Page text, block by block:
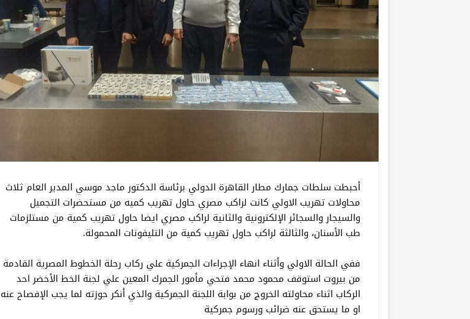
أحبطت سلطات جمارك مطار القاهرة الدولي برئاسة الدكتور ماجد موسي المدير العام ثلاث
محاولات تهريب الاولي كانت لراكب مصري حاول تهريب كميه من مستحضرات التجميل
والسيجار والسجائر الإلكترونية والثانية لراكب مصري ايضا حاول تهريب كمية من مستلزمات
طب الأسنان، والثالثة لراكب حاول تهريب كمية من التليفونات المحمولة.
ففي الحالة الاولي وأثناء انهاء الإجراءات الجمركية علي ركاب رحلة الخطوط المصرية القادمة
من بيروت استوقف محمود محمد فتحي مأمور الجمرك المعين علي لجنة الخط الأخضر احد
الركاب اثناء محاولته الخروج من بوابة اللجنة الجمركية والذي أنكر حوزته لما يجب الإفصاح عنه
او ما يستحق عنه ضرائب ورسوم جمركية